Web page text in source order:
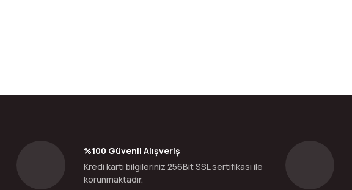
Ürün fiyatı diğer sitelerden daha pahalı.
Bu ürüne benzer farklı alternatifler olmalı.
%100 Güvenli Alışveriş
Kredi kartı bilgileriniz 256Bit SSL sertifikası ile
korunmaktadır.